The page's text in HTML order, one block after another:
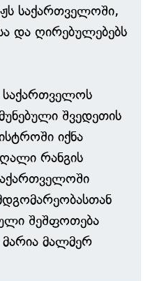
საქართველოში,
და ღირებულებებს
საქართველოს
შვედეთის
იქნა
რანგის
შეშფოთება
მალმერ